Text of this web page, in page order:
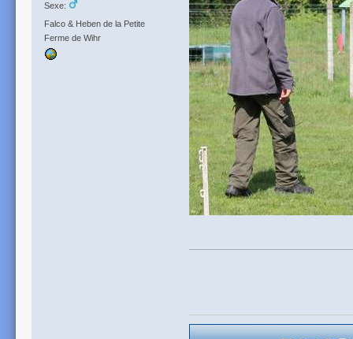
Sexe:
Falco & Heben de la Petite
Ferme de Wihr